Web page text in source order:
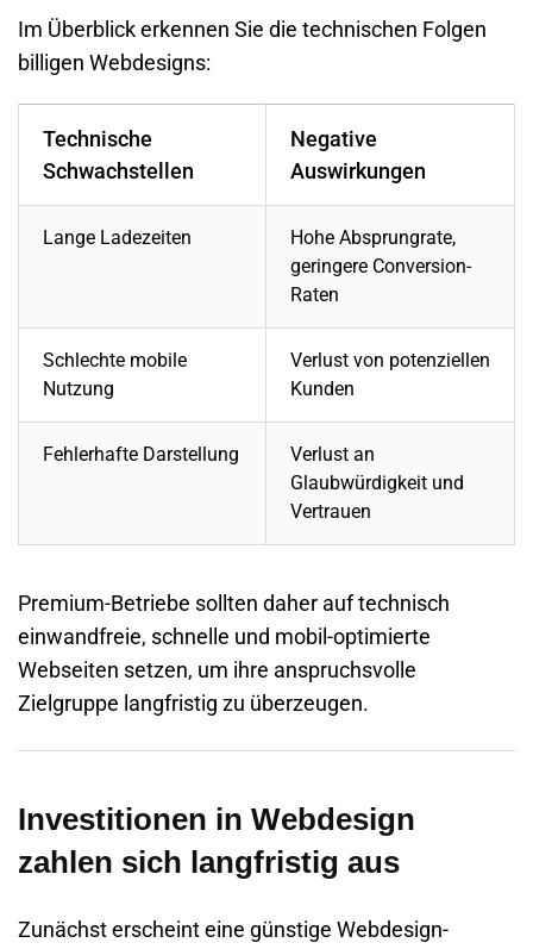
Im Überblick erkennen Sie die technischen Folgen
billigen Webdesigns:
Technische
Schwachstellen
Negative
Auswirkungen
Lange Ladezeiten
Hohe Absprungrate,
geringere Conversion-
Raten
Schlechte mobile
Nutzung
Verlust von potenziellen
Kunden
Fehlerhafte Darstellung
Verlust an
Glaubwürdigkeit und
Vertrauen
Premium-Betriebe sollten daher auf technisch
einwandfreie, schnelle und mobil-optimierte
Webseiten setzen, um ihre anspruchsvolle
Zielgruppe langfristig zu überzeugen.
Investitionen in Webdesign
zahlen sich langfristig aus
Zunächst erscheint eine günstige Webdesign-